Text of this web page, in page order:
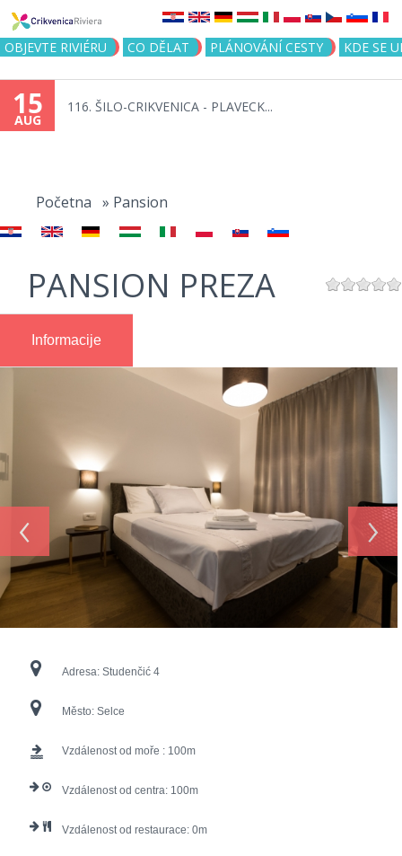
Jump to navigation
OBJEVTE RIVIÉRU CO DĚLAT PLÁNOVÁNÍ CESTY KDE SE
15
AUG
116. ŠILO-CRIKVENICA - PLAVECK...
here
Početna » Pansion
PANSION PREZA
Informacije
‹ ›
Adresa: Studenčić 4
Město: Selce
Vzdálenost od moře : 100
Vzdálenost od centra: 100
Vzdálenost od restaurace: 0